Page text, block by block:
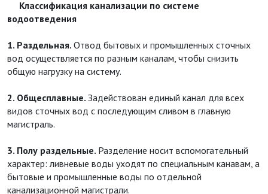
Классификация канализации по системе
водоотведения
1. Раздельная. Отвод бытовых и промышленных сточных
вод осуществляется по разным каналам, чтобы снизить
общую нагрузку на систему.
2. Общесплавные. Задействован единый канал для всех
видов сточных вод с последующим сливом в главную
магистраль.
3. Полу раздельные. Разделение носит вспомогательный
характер: ливневые воды уходят по специальным канавам, а
бытовые и промышленные воды по отдельной
канализационной магистрали.